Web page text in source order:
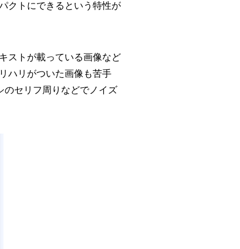
クトにできるという特性が
ストが載っている画像など
ハリがついた画像も苦手
のセリフ周りなどでノイズ